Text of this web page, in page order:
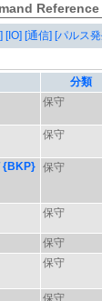
Reference
[IO] [通信] [パルス